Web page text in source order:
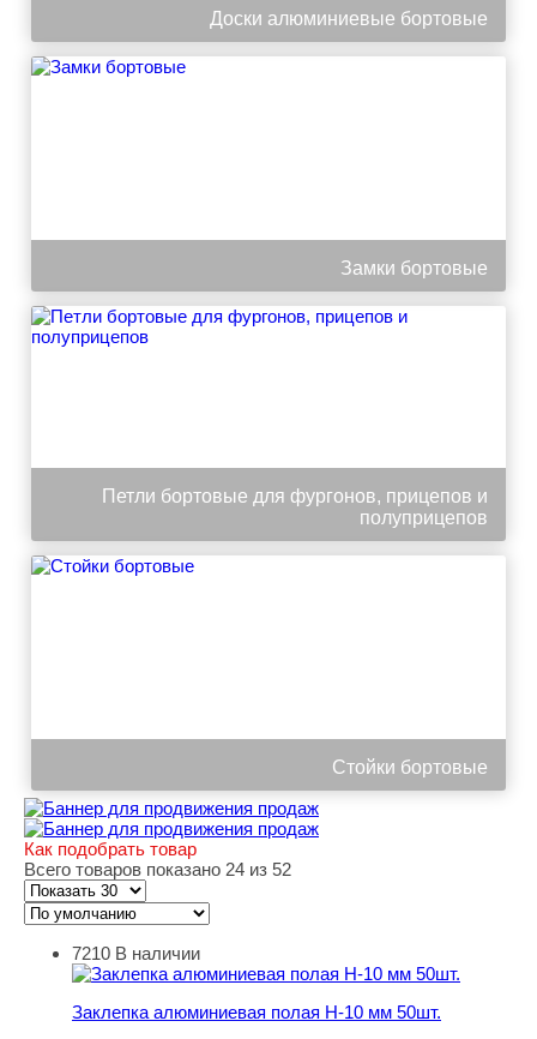
Доски алюминиевые бортовые
Замки бортовые
Петли бортовые для фургонов, прицепов и
полуприцепов
Стойки бортовые
Как подобрать товар
Всего товаров показано 24 из 52
Заклепка алюминиевая полая H-10 мм 50шт.
7210 В наличии
Заклепка алюминиевая полая H-10 мм 50шт.